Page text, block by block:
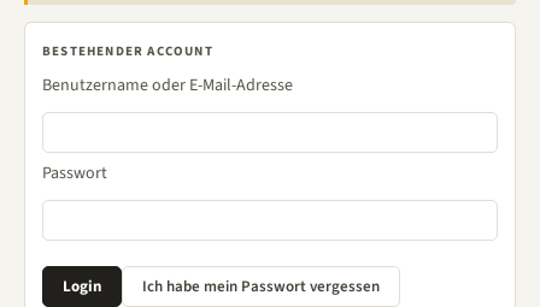
BESTEHENDER ACCOUNT
Benutzername oder E-Mail-Adresse
Passwort